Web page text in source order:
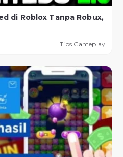
di Roblox Tanpa Robux,
Tips Gameplay